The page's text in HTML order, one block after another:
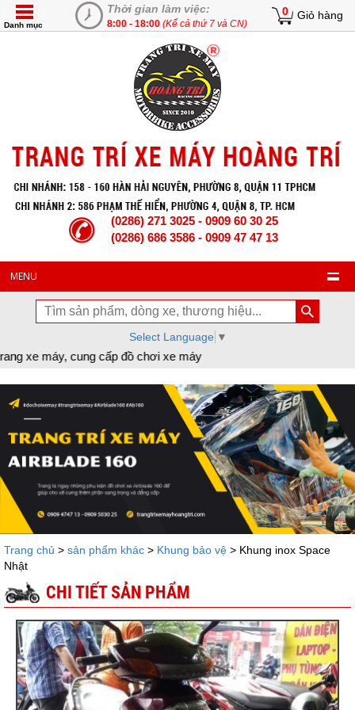
Thời gian làm việc:
8:00 - 18:00 (Kể cả thứ 7 và CN)
0 Giỏ hàng
Danh mục
(0286) 271 3025 - 0909 60 30 25
(0286) 686 3586 - 0909 47 47 13
MENU
Select Language ▼
cung cấp đồ chơi xe máy
Trang chủ > sản phẩm khác > Khung bảo vệ > Khung inox Space
Nhật
CHI TIẾT SẢN PHẨM